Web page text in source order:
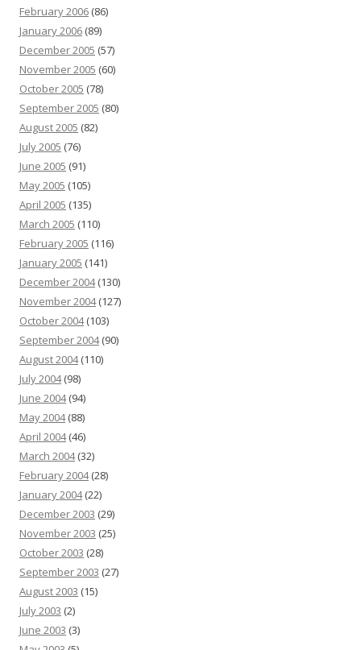
February 2006 (86)
January 2006 (89)
December 2005 (57)
November 2005 (60)
October 2005 (78)
September 2005 (80)
August 2005 (82)
July 2005 (76)
June 2005 (91)
May 2005 (105)
April 2005 (135)
March 2005 (110)
February 2005 (116)
January 2005 (141)
December 2004(130)
November 2004(127)
October 2004(103)
September 2004(90)
August 2004(110)
July 2004(98)
June 2004(94)
May 2004(88)
April 2004(46)
March 2004(32)
February 2004(28)
January 2004(22)
December 2003 (29)
November 2003 (25)
October 2003 (28)
September 2003 (27)
August 2003 (15)
July 2003 (2)
June 2003 (3)